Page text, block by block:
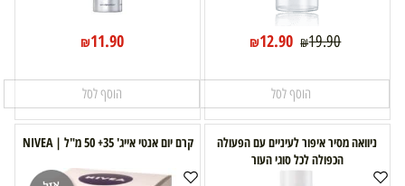
₪19.90
₪12.90
הוסף לסל
₪11.90
הוסף לסל
ניוואה מסיר איפור לעיניים עם הפעולה
הכפולה לכל סוגי העור
קרם יום אנטי אייג' 35+ 50 מ"ל | NIVEA